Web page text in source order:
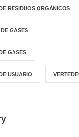
RESIDUOS ORGÁNICOS
GASES
GASES
USUARIO